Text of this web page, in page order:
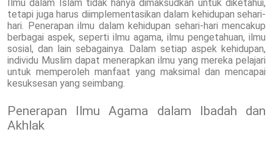
Ilmu dalam Islam tidak hanya dimaksudkan untuk diketahui,
tetapi juga harus diimplementasikan dalam kehidupan sehari-
hari. Penerapan ilmu dalam kehidupan sehari-hari mencakup
berbagai aspek, seperti ilmu agama, ilmu pengetahuan, ilmu
sosial, dan lain sebagainya. Dalam setiap aspek kehidupan,
individu Muslim dapat menerapkan ilmu yang mereka pelajari
untuk memperoleh manfaat yang maksimal dan mencapai
kesuksesan yang seimbang.
Penerapan Ilmu Agama dalam Ibadah dan
Akhlak